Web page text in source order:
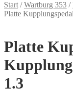
Start /Wartburg 353 /
Platte
Platte
1.3